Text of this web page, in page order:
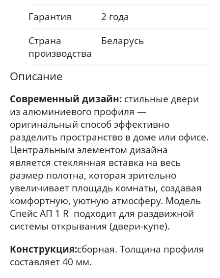
Гарантия
2 года
Страна
производства
Беларусь
Описание
Современный дизайн: стильные двери
из алюминиевого профиля —
оригинальный способ эффективно
разделить пространство в доме или офисе.
Центральным элементом дизайна
является стеклянная вставка на весь
размер полотна, которая зрительно
увеличивает площадь комнаты, создавая
комфортную, уютную атмосферу. Модель
Спейс АП 1 R подходит для раздвижной
системы открывания (двери-купе).
Конструкция:сборная. Толщина профиля
составляет 40 мм.